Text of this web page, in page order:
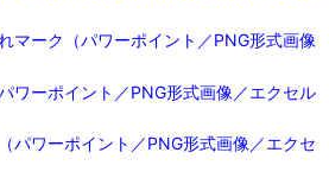
マーク（パワーポイント／PNG形式画像
ワーポイント／PNG形式画像／エクセル
パワーポイント／PNG形式画像／エクセ